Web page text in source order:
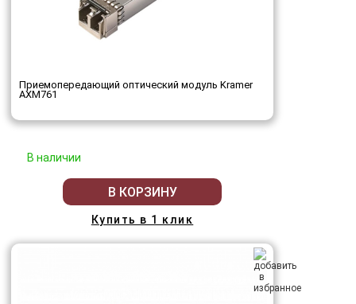
Приемопередающий оптический модуль Kramer
AXM761
В наличии
В КОРЗИНУ
Купить в 1 клик